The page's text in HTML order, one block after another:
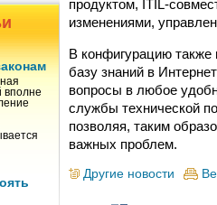
вполне
продуктом, ITIL-
изменениями,
В конфигурацию также
базу знаний в
вопросы в любое
службы технической
позволяя, таким
важных проблем.
Другие новости